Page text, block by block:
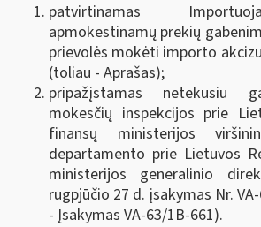
patvirtinamas
apmokestinamų prekių
prievolės mokėti importo
(toliau - Aprašas);
pripažįstamas netekusiu
mokesčių inspekcijos prie
finansų ministerijos
departamento prie Lietuvos
ministerijos generalinio
rugpjūčio 27 d. įsakymas Nr.
- Įsakymas VA-63/1B-661).